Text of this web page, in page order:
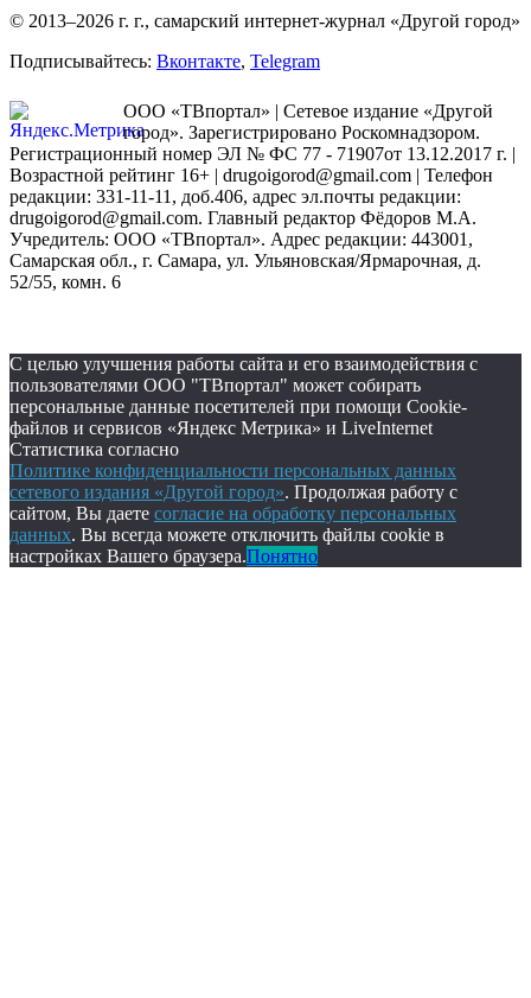
© 2013–2026 г. г., самарский интернет-журнал «Другой город»
Подписывайтесь: Вконтакте, Telegram
ООО «ТВпортал» | Сетевое издание «Другой
город». Зарегистрировано Роскомнадзором.
Регистрационный номер ЭЛ № ФС 77 - 71907от 13.12.2017 г. |
Возрастной рейтинг 16+ | drugoigorod@gmail.com | Телефон
редакции: 331-11-11, доб.406, адрес эл.почты редакции:
drugoigorod@gmail.com. Главный редактор Фёдоров М.А.
Учредитель: ООО «ТВпортал». Адрес редакции: 443001,
Самарская обл., г. Самара, ул. Ульяновская/Ярмарочная, д.
52/55, комн. 6
С целью улучшения работы сайта и его взаимодействия с
пользователями ООО "ТВпортал" может собирать
персональные данные посетителей при помощи Cookie-
файлов и сервисов «Яндекс Метрика» и LiveInternet
Статистика согласно
Политике конфиденциальности персональных данных
сетевого издания «Другой город». Продолжая работу с
сайтом, Вы даете согласие на обработку персональных
данных. Вы всегда можете отключить файлы cookie в
настройках Вашего браузера.Понятно